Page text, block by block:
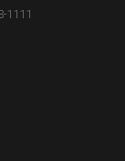
repos con el
de las
la década de
solo se
1111